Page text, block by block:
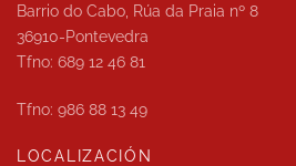
Barrio do Cabo, Rúa da Praia nº 8
36910-Pontevedra
Tfno: 689 12 46 81
Tfno: 986 88 13 49
LOCALIZACIÓN